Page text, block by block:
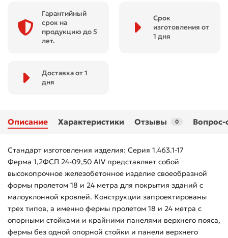
Гарантийный
срок на
продукцию до 5
лет.
Срок
изготовления от
1 дня
Доставка от 1
дня
Описание Характеристики Отзывы 0 Вопрос-
Стандарт изготовления изделия: Серия 1.463.1-17
Ферма 1,2ФСП 24-09,50 АIV представляет собой
высокопрочное железобетонное изделие своеобразной
формы пролетом 18 и 24 метра для покрытия зданий с
малоуклонной кровлей. Конструкции запроектированы
трех типов, а именно фермы пролетом 18 и 24 метра с
опорными стойками и крайними панелями верхнего пояса,
фермы без одной опорной стойки и панели верхнего